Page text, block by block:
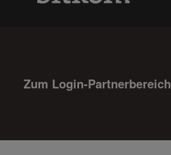
Zum Login-Partnerbereich